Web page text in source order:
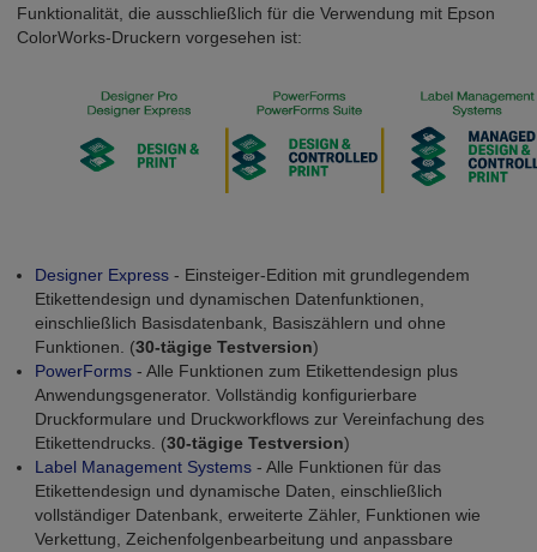
Funktionalität, die ausschließlich für die Verwendung mit Epson
ColorWorks-Druckern vorgesehen ist:
Designer Express - Einsteiger-Edition mit grundlegendem
Etikettendesign und dynamischen Datenfunktionen,
einschließlich Basisdatenbank, Basiszählern und ohne
Funktionen. (30-tägige Testversion)
PowerForms - Alle Funktionen zum Etikettendesign plus
Anwendungsgenerator. Vollständig konfigurierbare
Druckformulare und Druckworkflows zur Vereinfachung des
Etikettendrucks. (30-tägige Testversion)
Label Management Systems - Alle Funktionen für das
Etikettendesign und dynamische Daten, einschließlich
vollständiger Datenbank, erweiterte Zähler, Funktionen wie
Verkettung, Zeichenfolgenbearbeitung und anpassbare